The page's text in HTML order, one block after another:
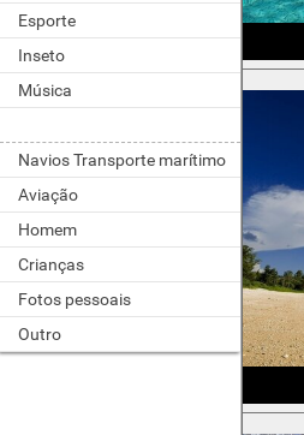
Esporte
Inseto
Música
Navios Transporte marítimo
Aviação
Homem
Crianças
Fotos pessoais
Outro